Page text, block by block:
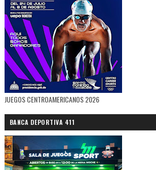
JUEGOS CENTROAMERICANOS 2026
BANCA DEPORTIVA 411